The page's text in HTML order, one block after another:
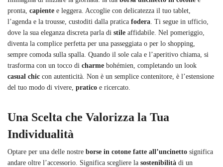
pronta, capiente e leggera. Accoglie con delicatezza il tuo tablet,
l’agenda e la trousse, custoditi dalla pratica fodera . Ti segue in ufficio,
dove la sua eleganza discreta parla di stile affidabile. Nel pomeriggio,
diventa la complice perfetta per una passeggiata o per lo shopping,
sempre comoda sulla spalla. Quando il sole cala e l’aperitivo chiama, si
trasforma con un tocco di charme bohémien, completando un look
casual chic con autenticità. Non è un semplice contenitore, è l’estensione
del tuo modo di vivere, pratico e ricercato.
Una Scelta che Valorizza la Tua
Individualità
Optare per una delle nostre borse in cotone fatte all’uncinetto significa
andare oltre l’accessorio. Significa scegliere la sostenibilità di un